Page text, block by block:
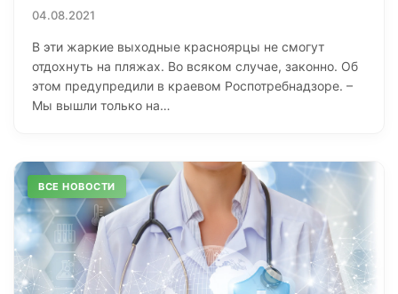
04.08.2021
В эти жаркие выходные красноярцы не смогут
отдохнуть на пляжах. Во всяком случае, законно. Об
этом предупредили в краевом Роспотребнадзоре. –
Мы вышли только на…
ВСЕ НОВОСТИ